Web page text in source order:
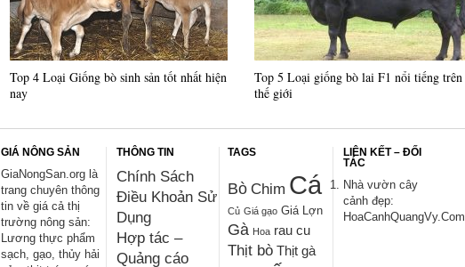
Top 4 Loại Giống bò sinh sản tốt nhất hiện
nay
Top 5 Loại giống bò lai F1 nổi tiếng trên
thế giới
GIÁ NÔNG SẢN
GiaNongSan.org là
trang chuyên thông
tin về giá cả thị
trường nông sản:
Lương thực phẩm
sạch, gạo, thủy hải
THÔNG TIN
Chính Sách
Điều Khoản Sử
Dụng
Hợp tác –
Quảng cáo
TAGS
Bò Chim Cá
Củ Giá gạo Giá Lợn
Gà Hoa rau cu
Thịt bò Thịt gà
LIÊN KẾT – ĐỐI
TÁC
Nhà vườn cây
cảnh đẹp:
HoaCanhQuangVy.Com